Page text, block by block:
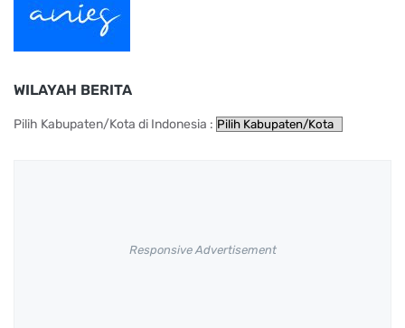
WILAYAH BERITA
Pilih Kabupaten/Kota di Indonesia :
Responsive Advertisement